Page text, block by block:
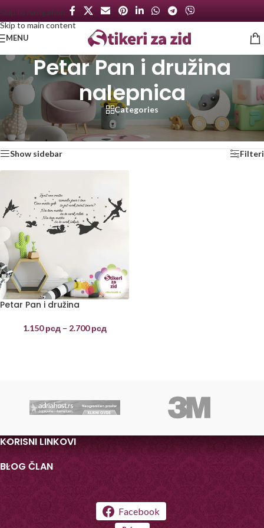
Skip to navigation
Skip to main content
MENU
Petar Pan i družina
nalepnica
Categories
Početna/Proizvod označen „Petar Pan i družina nalepnica“
Prikazan jedan rezultat
Show sidebar Filteri
Petar Pan i družina
1.150рсд – 2.700рсд
KORISNI LINKOVI
BLOG ČLAN
Facebook